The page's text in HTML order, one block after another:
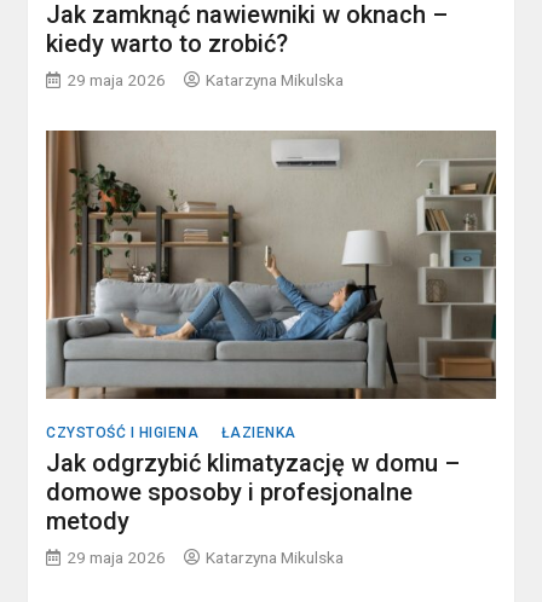
Jak zamknąć nawiewniki w oknach –
kiedy warto to zrobić?
29 maja 2026 Katarzyna Mikulska
CZYSTOŚĆ I HIGIENA ŁAZIENKA
Jak odgrzybić klimatyzację w domu –
domowe sposoby i profesjonalne
metody
29 maja 2026 Katarzyna Mikulska